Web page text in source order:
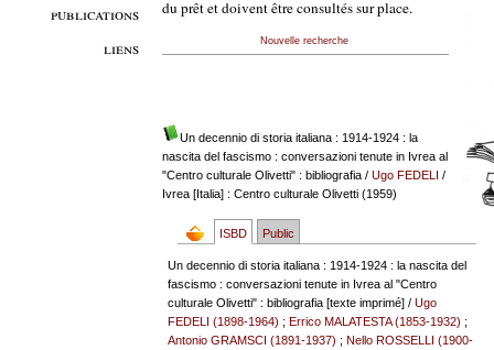
publications
liens
du prêt et doivent être consultés sur place.
Nouvelle recherche
Un decennio di storia italiana : 1914-1924 : la
nascita del fascismo : conversazioni tenute in Ivrea al
"Centro culturale Olivetti" : bibliografia/ Ugo FEDELI /
Ivrea [Italia] : Centro culturale Olivetti (1959)
ISBD Public
Un decennio di storia italiana : 1914-1924 : la nascita del
fascismo : conversazioni tenute in Ivrea al "Centro
culturale Olivetti" : bibliografia [texte imprimé] /Ugo
FEDELI (1898-1964) ;Errico MALATESTA (1853-1932) ;
Antonio GRAMSCI (1891-1937) ;Nello ROSSELLI (1900-